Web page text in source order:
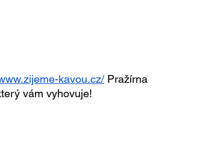
kavou.cz/ Pražírna
vám vyhovuje!